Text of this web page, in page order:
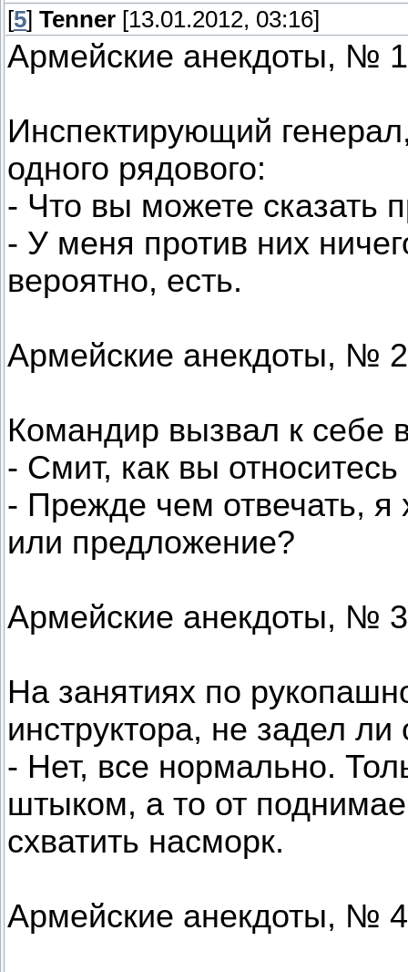
[5] Tenner [13.01.2012, 03:16]
Армейские анекдоты, №
Инспектирующий
одного рядового:
- Что вы можете сказать
- У меня против них
вероятно, есть.
Армейские анекдоты, №
Командир вызвал к себе
- Смит, как вы
- Прежде чем отвечать, я
или предложение?
Армейские анекдоты, №
Hа занятиях по
инструктора, не задел
- Hет, все нормально.
штыком, а то от
схватить насморк.
Армейские анекдоты, №